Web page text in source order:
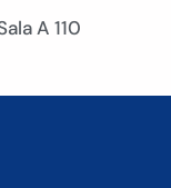
A 110